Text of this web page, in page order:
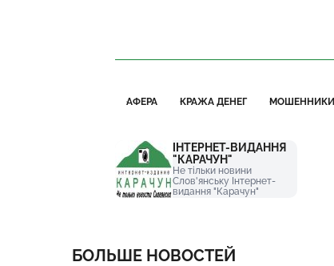
АФЕРА КРАЖА ДЕНЕГ МОШЕННИКИ
ІНТЕРНЕТ-ВИДАННЯ
"КАРАЧУН"
Не тільки новини
Слов'янську Інтернет-
видання "Карачун"
БОЛЬШЕ НОВОСТЕЙ